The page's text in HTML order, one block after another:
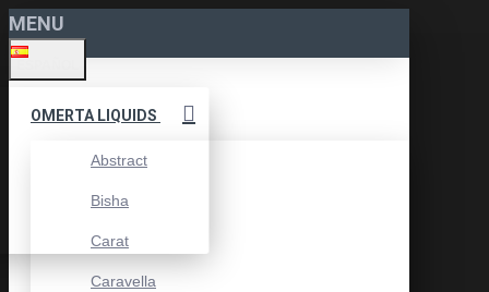
MENU
OMERTA LIQUIDS
Abstract
Bisha
Carat
Caravella